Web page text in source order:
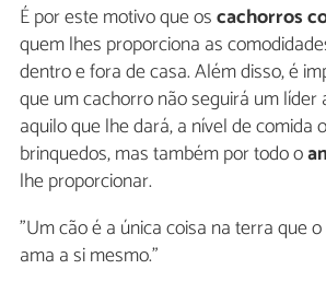
É por este motivo que oscachorros
quem lhes proporciona as
dentro e fora de casa. Além disso, é
que um cachorro não seguirá um líder
aquilo que lhe dará, a nível de comida
brinquedos, mas também por todo o
lhe proporcionar.
"Um cão é a única coisa na terra que
ama a si mesmo."